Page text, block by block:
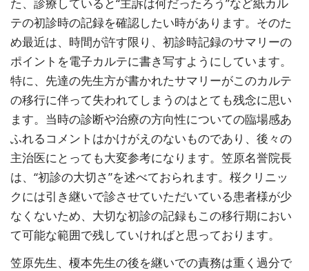
テの初診時の記録を確認したい時があります。そのた
め最近は、時間が許す限り、初診時記録のサマリーの
ポイントを電子カルテに書き写すようにしています。
特に、先達の先生方が書かれたサマリーがこのカルテ
の移行に伴って失われてしまうのはとても残念に思い
ます。当時の診断や治療の方向性についての臨場感あ
ふれるコメントはかけがえのないものであり、後々の
主治医にとっても大変参考になります。笠原名誉院長
は、“初診の大切さ”を述べておられます。桜クリニッ
クには引き継いで診させていただいている患者様が少
なくないため、大切な初診の記録もこの移行期におい
て可能な範囲で残していければと思っております。
笠原先生、榎本先生の後を継いでの責務は重く過分で